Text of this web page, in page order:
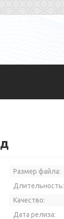
Размер файла:
Длительность:
Качество:
Дата релиза: